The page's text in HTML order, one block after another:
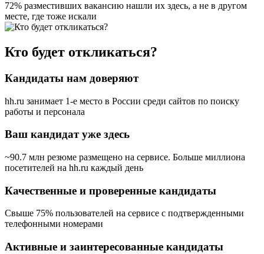
72% разместивших вакансию нашли их здесь, а не в другом
месте, где тоже искали
Кто будет откликаться?
Кандидаты нам доверяют
hh.ru занимает 1-е место в России среди сайтов по поиску
работы и персонала
Ваш кандидат уже здесь
~90.7 млн резюме размещено на сервисе. Больше миллиона
посетителей на hh.ru каждый день
Качественные и проверенные кандидаты
Свыше 75% пользователей на сервисе с подтвержденными
телефонными номерами
Активные и заинтересованные кандидаты